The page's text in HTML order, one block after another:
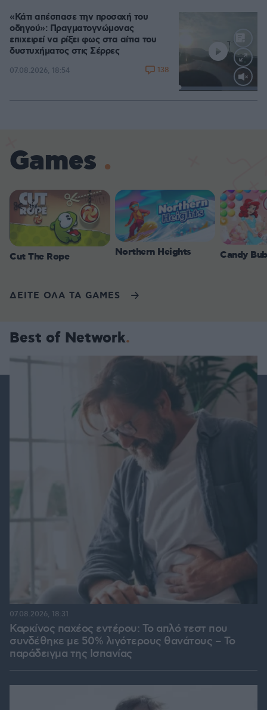
Loaded:
«Κάτι απέσπασε την προσοχή του
οδηγού»: Πραγματογνώμονας
επιχειρεί να ρίξει φως στα αίτια του
δυστυχήματος στις Σέρρες
07.08.2026, 18:54 138
Games
Cut The Rope Northern Heights Candy
ΔΕΙΤΕ ΟΛΑ ΤΑ GAMES
Best of Network
Καρκίνος παχέος εντέρου: Το απλό τεστ που
συνδέθηκε με 50% λιγότερους θανάτους – Το
παράδειγμα της Ισπανίας
07.08.2026, 18:31